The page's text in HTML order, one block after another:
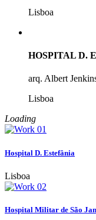
Lisboa
HOSPITAL D.
arq. Albert
Lisboa
Loading
Hospital D. Estefânia
Lisboa
Hospital Militar de São